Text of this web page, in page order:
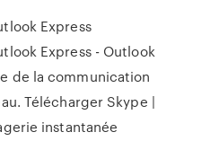
Express
Express - Outlook
de la communication
Télécharger Skype |
instantanée